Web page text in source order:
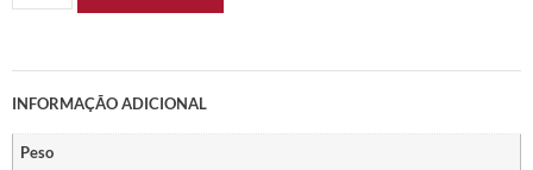
INFORMAÇÃO ADICIONAL
Peso